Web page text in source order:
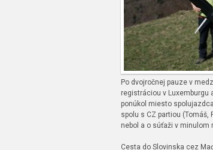
Po dvojročnej pauze v
registráciou v Luxemburgu
ponúkol miesto
spolu s CZ partiou
nebol a o súťaži v minulom
Cesta do Slovinska cez